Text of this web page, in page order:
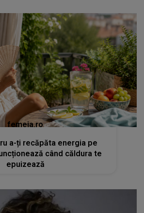
femeia.ro
a-ți recăpăta energia pe
când căldura te
epuizează